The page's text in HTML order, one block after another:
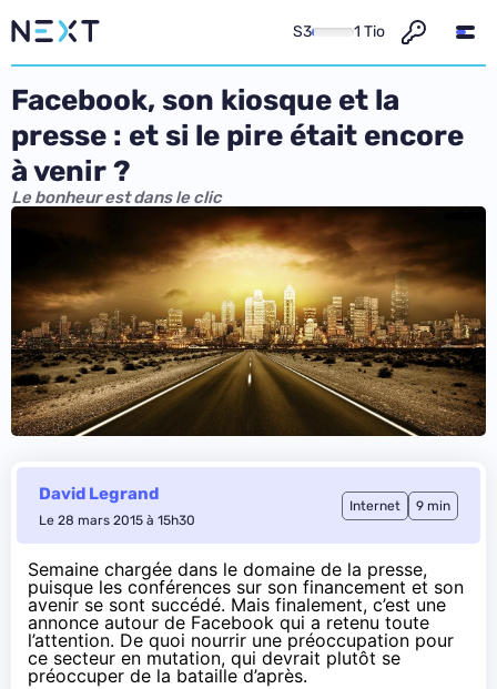
S3 1 Tio
Facebook, son kiosque et la
presse : et si le pire était encore
à venir ?
Le bonheur est dans le clic
David Legrand
Le 28 mars 2015 à 15h30
Internet 9 min
Semaine chargée dans le domaine de la presse,
puisque les conférences sur son financement et son
avenir se sont succédé. Mais finalement, c’est une
annonce autour de Facebook qui a retenu toute
l’attention. De quoi nourrir une préoccupation pour
ce secteur en mutation, qui devrait plutôt se
préoccuper de la bataille d’après.